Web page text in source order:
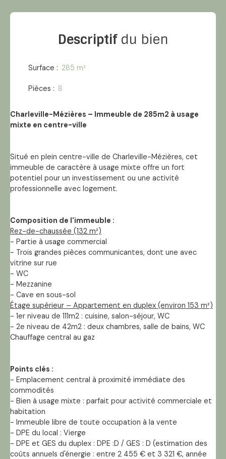
Descriptifdu bien
Surface : 285 m²
Pièces : 8
Charleville-Mézières – Immeuble de 285m2 à usage
mixte en centre-ville
Situé en plein centre-ville de Charleville-Mézières, cet
immeuble de caractère à usage mixte offre un fort
potentiel pour un investissement ou une activité
professionnelle avec logement.
Composition de l'immeuble :
Rez-de-chaussée (132 m²)
- Partie à usage commercial
- Trois grandes pièces communicantes, dont une avec
vitrine sur rue
- WC
- Mezzanine
- Cave en sous-sol
Étage supérieur – Appartement en duplex (environ 153 m²)
- 1er niveau de 111m2 : cuisine, salon-séjour, WC
- 2e niveau de 42m2 : deux chambres, salle de bains, WC
Chauffage central au gaz
Points clés :
- Emplacement central à proximité immédiate des
commodités
- Bien à usage mixte : parfait pour activité commerciale et
habitation
- Immeuble libre de toute occupation à la vente
- DPE du local : Vierge
- DPE et GES du duplex : DPE :D / GES : D (estimation des
coûts annuels d'énergie : entre 2 455 € et 3 321 €, année